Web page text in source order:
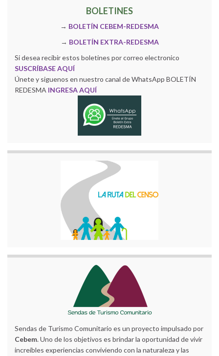
BOLETINES
→ BOLETÍN CEBEM-REDESMA
→ BOLETÍN EXTRA-REDESMA
Si desea recibir estos boletines por correo electronico
SUSCRÍBASE AQUÍ
Únete y siguenos en nuestro canal de WhatsApp BOLETÍN
REDESMA INGRESA AQUÍ
Sendas de Turismo Comunitario es un proyecto impulsado por
Cebem. Uno de los objetivos es brindar la oportunidad de vivir
increíbles experiencias conviviendo con la naturaleza y las